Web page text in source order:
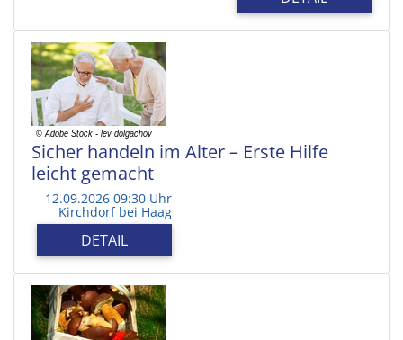
Sicher handeln im Alter – Erste Hilfe
leicht gemacht
12.09.2026 09:30 Uhr
Kirchdorf bei Haag
DETAIL